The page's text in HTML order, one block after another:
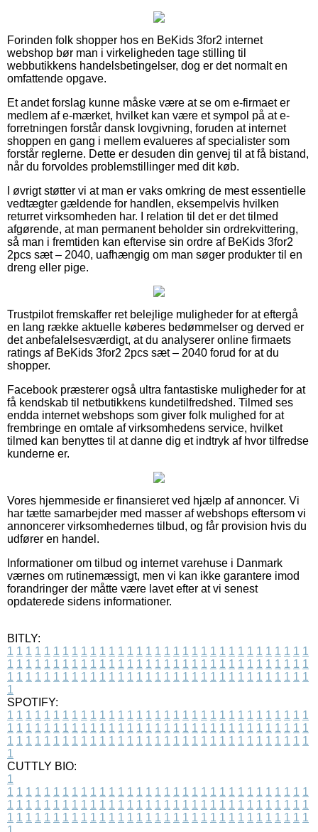
Forinden folk shopper hos en BeKids 3for2 internet
webshop bør man i virkeligheden tage stilling til
webbutikkens handelsbetingelser, dog er det normalt en
omfattende opgave.
Et andet forslag kunne måske være at se om e-firmaet er
medlem af e-mærket, hvilket kan være et sympol på at e-
forretningen forstår dansk lovgivning, foruden at internet
shoppen en gang i mellem evalueres af specialister som
forstår reglerne. Dette er desuden din genvej til at få bistand,
når du forvoldes problemstillinger med dit køb.
I øvrigt støtter vi at man er vaks omkring de mest essentielle
vedtægter gældende for handlen, eksempelvis hvilken
returret virksomheden har. I relation til det er det tilmed
afgørende, at man permanent beholder sin ordrekvittering,
så man i fremtiden kan eftervise sin ordre af BeKids 3for2
2pcs sæt – 2040, uafhængig om man søger produkter til en
dreng eller pige.
Trustpilot fremskaffer ret belejlige muligheder for at eftergå
en lang række aktuelle køberes bedømmelser og derved er
det anbefalelsesværdigt, at du analyserer online firmaets
ratings af BeKids 3for2 2pcs sæt – 2040 forud for at du
shopper.
Facebook præsterer også ultra fantastiske muligheder for at
få kendskab til netbutikkens kundetilfredshed. Tilmed ses
endda internet webshops som giver folk mulighed for at
frembringe en omtale af virksomhedens service, hvilket
tilmed kan benyttes til at danne dig et indtryk af hvor tilfredse
kunderne er.
Vores hjemmeside er finansieret ved hjælp af annoncer. Vi
har tætte samarbejder med masser af webshops eftersom vi
annoncerer virksomhedernes tilbud, og får provision hvis du
udfører en handel.
Informationer om tilbud og internet varehuse i Danmark
værnes om rutinemæssigt, men vi kan ikke garantere imod
forandringer der måtte være lavet efter at vi senest
opdaterede sidens informationer.
BITLY:
1 1 1 1 1 1 1 1 1 1 1 1 1 1 1 1 1 1 1 1 1 1 1 1 1 1 1 1 1 1 1 1 1
1 1 1 1 1 1 1 1 1 1 1 1 1 1 1 1 1 1 1 1 1 1 1 1 1 1 1 1 1 1 1 1 1
1 1 1 1 1 1 1 1 1 1 1 1 1 1 1 1 1 1 1 1 1 1 1 1 1 1 1 1 1 1 1 1 1
1
SPOTIFY:
1 1 1 1 1 1 1 1 1 1 1 1 1 1 1 1 1 1 1 1 1 1 1 1 1 1 1 1 1 1 1 1 1
1 1 1 1 1 1 1 1 1 1 1 1 1 1 1 1 1 1 1 1 1 1 1 1 1 1 1 1 1 1 1 1 1
1 1 1 1 1 1 1 1 1 1 1 1 1 1 1 1 1 1 1 1 1 1 1 1 1 1 1 1 1 1 1 1 1
1
CUTTLY BIO:
1
1 1 1 1 1 1 1 1 1 1 1 1 1 1 1 1 1 1 1 1 1 1 1 1 1 1 1 1 1 1 1 1 1
1 1 1 1 1 1 1 1 1 1 1 1 1 1 1 1 1 1 1 1 1 1 1 1 1 1 1 1 1 1 1 1 1
1 1 1 1 1 1 1 1 1 1 1 1 1 1 1 1 1 1 1 1 1 1 1 1 1 1 1 1 1 1 1 1 1